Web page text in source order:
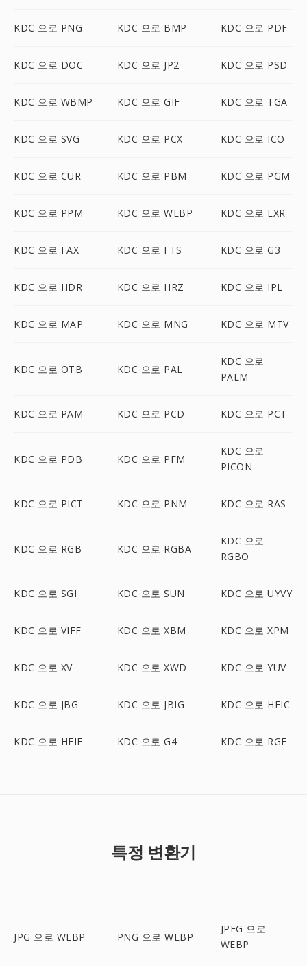
KDC 으로 PNG KDC 으로 BMP KDC 으로 PDF
KDC 으로 DOC KDC 으로 JP2 KDC 으로 PSD
KDC 으로 WBMP KDC 으로 GIF KDC 으로 TGA
KDC 으로 SVG KDC 으로 PCX KDC 으로 ICO
KDC 으로 CUR KDC 으로 PBM KDC 으로 PGM
KDC 으로 PPM KDC 으로 WEBP KDC 으로 EXR
KDC 으로 FAX KDC 으로 FTS KDC 으로 G3
KDC 으로 HDR KDC 으로 HRZ KDC 으로 IPL
KDC 으로 MAP KDC 으로 MNG KDC 으로 MTV
KDC 으로 OTB KDC 으로 PAL
KDC 으로
PALM
KDC 으로 PAM KDC 으로 PCD KDC 으로 PCT
KDC 으로 PDB KDC 으로 PFM
KDC 으로
PICON
KDC 으로 PICT KDC 으로 PNM KDC 으로 RAS
KDC 으로 RGB KDC 으로 RGBA
KDC 으로
RGBO
KDC 으로 SGI KDC 으로 SUN KDC 으로 UYVY
KDC 으로 VIFF KDC 으로 XBM KDC 으로 XPM
KDC 으로 XV KDC 으로 XWD KDC 으로 YUV
KDC 으로 JBG KDC 으로 JBIG KDC 으로 HEIC
KDC 으로 HEIF KDC 으로 G4 KDC 으로 RGF
특정 변환기
JPG 으로 WEBP PNG 으로 WEBP
JPEG 으로
WEBP